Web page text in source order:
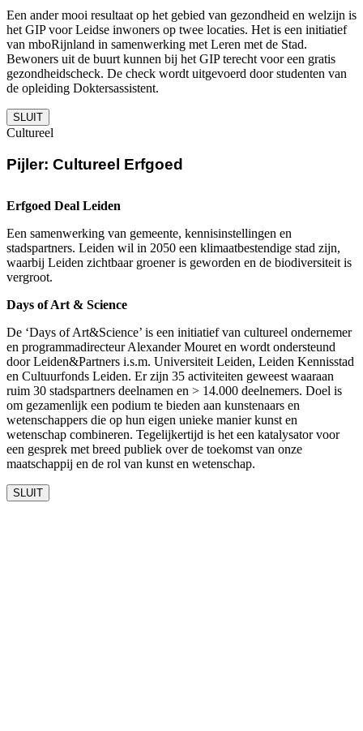
Een ander mooi resultaat op het gebied van gezondheid en welzijn is
het GIP voor Leidse inwoners op twee locaties. Het is een initiatief
van mboRijnland in samenwerking met Leren met de Stad.
Bewoners uit de buurt kunnen bij het GIP terecht voor een gratis
gezondheidscheck. De check wordt uitgevoerd door studenten van
de opleiding Doktersassistent.
SLUIT
Cultureel
Pijler: Cultureel Erfgoed
Erfgoed Deal Leiden
Een samenwerking van gemeente, kennisinstellingen en
stadspartners. Leiden wil in 2050 een klimaatbestendige stad zijn,
waarbij Leiden zichtbaar groener is geworden en de biodiversiteit is
vergroot.
Days of Art & Science
De ‘Days of Art&Science’ is een initiatief van cultureel ondernemer
en programmadirecteur Alexander Mouret en wordt ondersteund
door Leiden&Partners i.s.m. Universiteit Leiden, Leiden Kennisstad
en Cultuurfonds Leiden. Er zijn 35 activiteiten geweest waaraan
ruim 30 stadspartners deelnamen en > 14.000 deelnemers. Doel is
om gezamenlijk een podium te bieden aan kunstenaars en
wetenschappers die op hun eigen unieke manier kunst en
wetenschap combineren. Tegelijkertijd is het een katalysator voor
een gesprek met breed publiek over de toekomst van onze
maatschappij en de rol van kunst en wetenschap.
SLUIT